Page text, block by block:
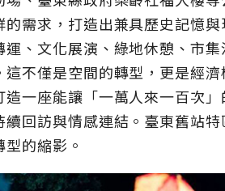
的需求，打造出兼具歷史記憶
運、文化展演、綠地休憩、市
這不僅是空間的轉型，更是經
造一座能讓「一萬人來一百次
回訪與情感連結。臺東舊站
的縮影。